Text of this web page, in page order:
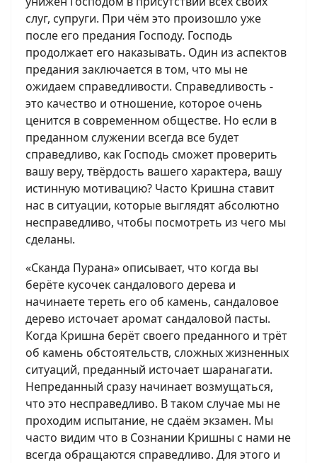
слуг, супруги. При чём это произошло уже
после его предания Господу. Господь
продолжает его наказывать. Один из аспектов
предания заключается в том, что мы не
ожидаем справедливости. Справедливость -
это качество и отношение, которое очень
ценится в современном обществе. Но если в
преданном служении всегда все будет
справедливо, как Господь сможет проверить
вашу веру, твёрдость вашего характера, вашу
истинную мотивацию? Часто Кришна ставит
нас в ситуации, которые выглядят абсолютно
несправедливо, чтобы посмотреть из чего мы
сделаны.
«Сканда Пурана» описывает, что когда вы
берёте кусочек сандалового дерева и
начинаете тереть его об камень, сандаловое
дерево источает аромат сандаловой пасты.
Когда Кришна берёт своего преданного и трёт
об камень обстоятельств, сложных жизненных
ситуаций, преданный источает шаранагати.
Непреданный сразу начинает возмущаться,
что это несправедливо. В таком случае мы не
проходим испытание, не сдаём экзамен. Мы
часто видим что в Сознании Кришны с нами не
всегда обращаются справедливо. Для этого и